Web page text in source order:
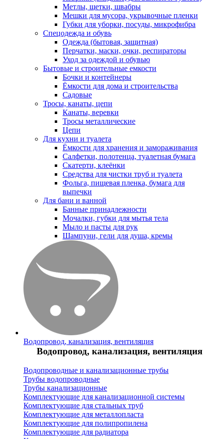
Метлы, щетки, швабры
Мешки для мусора, укрывочные пленки
Губки для уборки, посуды, микрофибра
Спецодежда и обувь
Одежда (бытовая, защитная)
Перчатки, маски, очки, респираторы
Уход за одеждой и обувью
Бытовые и строительные емкости
Бочки и контейнеры
Ёмкости для дома и строительства
Садовые
Тросы, канаты, цепи
Канаты, веревки
Тросы металлические
Цепи
Для кухни и туалета
Ёмкости для хранения и замораживания
Салфетки, полотенца, туалетная бумага
Скатерти, клеёнки
Средства для чистки труб и туалета
Фольга, пищевая пленка, бумага для
выпечки
Для бани и ванной
Банные принадлежности
Мочалки, губки для мытья тела
Мыло и пасты для рук
Шампуни, гели для душа, кремы
Водопровод, канализация, вентиляция
Водопровод, канализация, вентиляция
Водопроводные и канализационные трубы
Трубы водопроводные
Трубы канализационные
Комплектующие для канализационной системы
Комплектующие для стальных труб
Комплектующие для металлопласта
Комплектующие для полипропилена
Комплектующие для радиатора